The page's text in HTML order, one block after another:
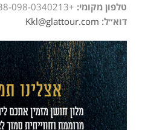
טלפון מקומי: +38-098-0340213
דוא״ל: Kkl@glattour.com